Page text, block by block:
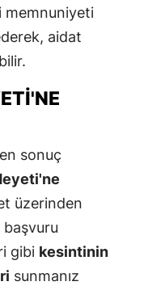
memnuniyeti
aidat
sonuç
üzerinden
gibi kesintinin
sunmanız